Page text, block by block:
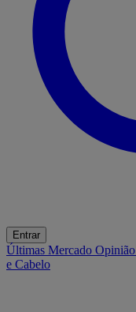
Entrar
Últimas Mercado Opinião
e Cabelo